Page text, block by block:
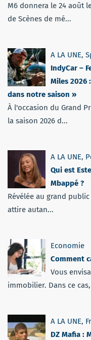
M6 donnera le 24 août
de Scènes de mé...
A LA UNE,
IndyCar –
Miles 2026
dans notre saison »
À l'occasion du Grand
la saison 2026 d...
A LA UNE,
Qui est
Mbappé ?
Révélée au grand
attire autan...
Economie
Comment
Vous
immobilier. Dans ce
A LA UNE,
DZ Mafia :